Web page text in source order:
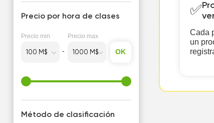
✅
Cada
un
Precio por hora de clases
Precio min Precio max
OK
Método de clasificación